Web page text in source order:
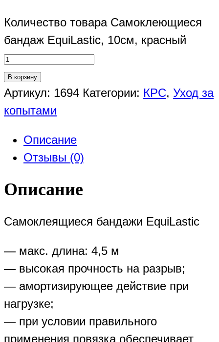
Количество товара Самоклеющиеся
бандаж EquiLastic, 10см, красный
В корзину
Артикул: 1694 Категории: КРС, Уход за
копытами
Описание
Отзывы (0)
Описание
Самоклеящиеся бандажи EquiLastic
— макс. длина: 4,5 м
— высокая прочность на разрыв;
— амортизирующее действие при
нагрузке;
— при условии правильного
применения повязка обеспечивает